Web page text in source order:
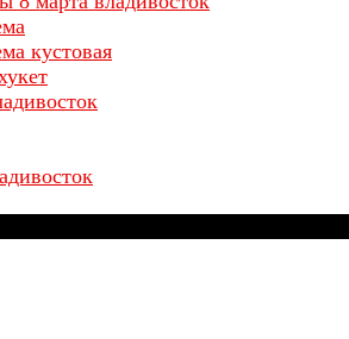
кустовая